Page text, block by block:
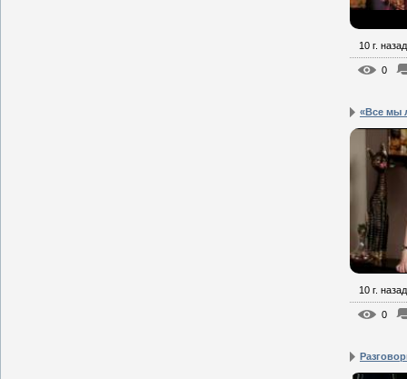
10 г. назад
0
«Все мы
10 г. назад
0